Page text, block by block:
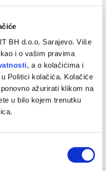
BH d.o.o. Sarajevo. Više
i o vašim pravima
, a o kolačićima i
Politici kolačića. Kolačiće
ažurirati klikom na
u bilo kojem trenutku
nikada neću zatvoriti vrata